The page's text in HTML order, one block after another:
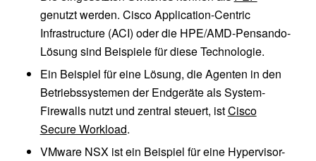
genutzt werden. Cisco Application-Centric
Infrastructure (ACI) oder die HPE/AMD-Pensando-
Lösung sind Beispiele für diese Technologie.
Ein Beispiel für eine Lösung, die Agenten in den
Betriebssystemen der Endgeräte als System-
Firewalls nutzt und zentral steuert, istCisco
Secure Workload.
VMware NSX ist ein Beispiel für eine Hypervisor-